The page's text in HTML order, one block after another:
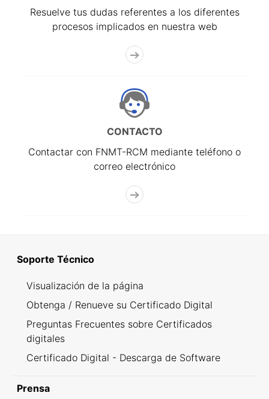
Resuelve tus dudas referentes a los diferentes
procesos implicados en nuestra web
CONTACTO
Contactar con FNMT-RCM mediante teléfono o
correo electrónico
Soporte Técnico
Visualización de la página
Obtenga / Renueve su Certificado Digital
Preguntas Frecuentes sobre Certificados
digitales
Certificado Digital - Descarga de Software
Prensa